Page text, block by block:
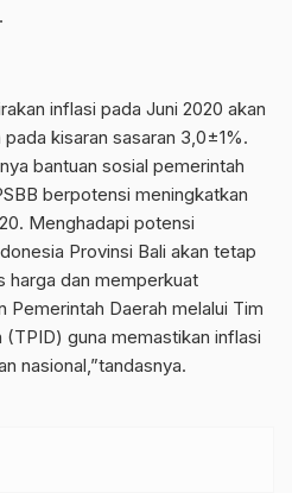
inflasi pada Juni 2020 akan
kisaran sasaran 3,0±1%.
bantuan sosial pemerintah
berpotensi meningkatkan
Menghadapi potensi
Provinsi Bali akan tetap
harga dan memperkuat
Pemerintah Daerah melalui Tim
(TPID) guna memastikan inflasi
nasional,”tandasnya.